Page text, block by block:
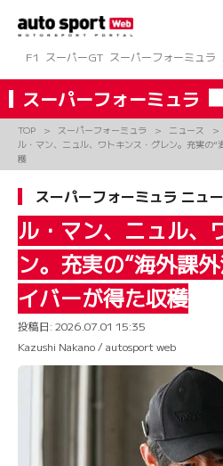
ツ
へ
ス
キ
F1 スーパーGT スーパーフォーミュラ
スーパーフォーミュラ
TOP スーパーフォーミュラ
ニュース
ル・マン、ニュル、ワトキンス・グレン。充実の
穫
スーパーフォーミュラ ニュ
ル・マン、ニュル、
ン。充実の“海外課
イバーが得た収穫
投稿日: 2026.07.01 15:35
Kazushi Nakano / autosport web